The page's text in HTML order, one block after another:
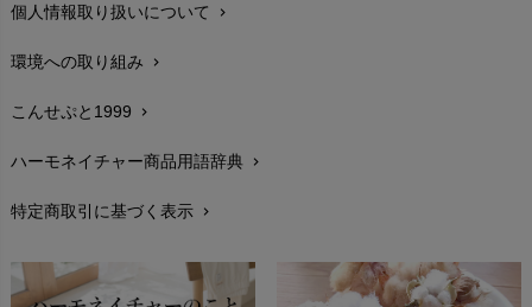
サイズ・寸法chevron_right
生地・素材chevron_right
お手入れについて
レビューを書こうchevron_right
返品交換chevron_right
FAXでのご注文
個人情報取り扱いについて chevron_right
環境への取り組み chevron_right
こんせぷと1999 chevron_right
ハーモネイチャー商品用語辞典 chevron_right
特定商取引に基づく表示 chevron_right